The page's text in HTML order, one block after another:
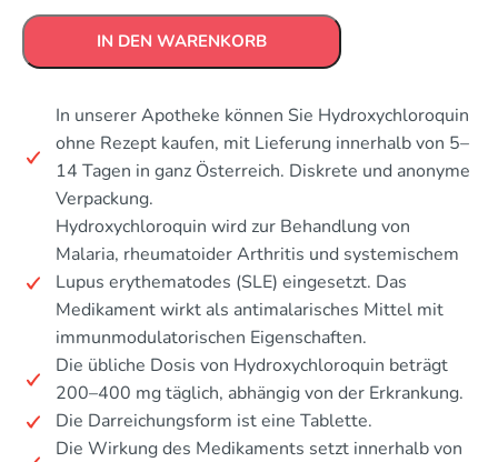
IN DEN WARENKORB
In unserer Apotheke können Sie Hydroxychloroquin
ohne Rezept kaufen, mit Lieferung innerhalb von 5–
14 Tagen in ganz Österreich. Diskrete und anonyme
Verpackung.
Hydroxychloroquin wird zur Behandlung von
Malaria, rheumatoider Arthritis und systemischem
Lupus erythematodes (SLE) eingesetzt. Das
Medikament wirkt als antimalarisches Mittel mit
immunmodulatorischen Eigenschaften.
Die übliche Dosis von Hydroxychloroquin beträgt
200–400 mg täglich, abhängig von der Erkrankung.
Die Darreichungsform ist eine Tablette.
Die Wirkung des Medikaments setzt innerhalb von